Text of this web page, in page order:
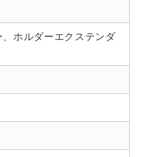
ホルダーエクステンダ